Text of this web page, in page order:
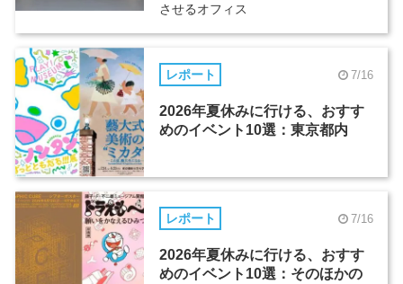
させるオフィス
レポート 7/16
2026年夏休みに行ける、おすす
めのイベント10選：東京都内
レポート 7/16
2026年夏休みに行ける、おすす
めのイベント10選：そのほかの